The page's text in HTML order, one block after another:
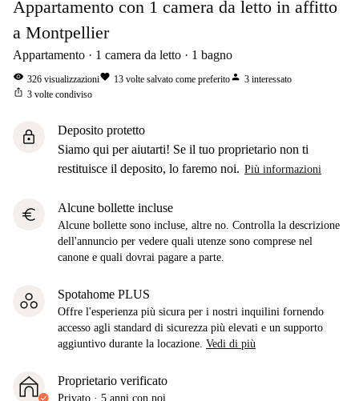
Appartamento con 1 camera da letto in affitto
a Montpellier
Appartamento 1 camera da letto 1 bagno
visibility 326 visualizzazionifavorite 13 volte salvato come preferitoperson 3 interessato
ios_share 3 volte condiviso
lock
Deposito protetto
Siamo qui per aiutarti! Se il tuo proprietario non ti
restituisce il deposito, lo faremo noi. Più informazioni
euro Alcune bollette incluse
Alcune bollette sono incluse, altre no. Controlla la descrizione
dell'annuncio per vedere quali utenze sono comprese nel
canone e quali dovrai pagare a parte.
Spotahome PLUS
Offre l'esperienza più sicura per i nostri inquilini fornendo
accesso agli standard di sicurezza più elevati e un supporto
aggiuntivo durante la locazione. Vedi di più
Proprietario verificato
Privato · 5 anni con noi